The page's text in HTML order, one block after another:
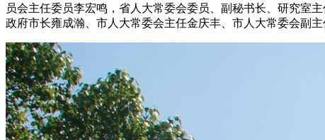
员会主任委员李宏鸣，省人大常委会委员、副秘书长、研究室
政府市长雍成瀚、市人大常委会主任金庆丰、市人大常委会副